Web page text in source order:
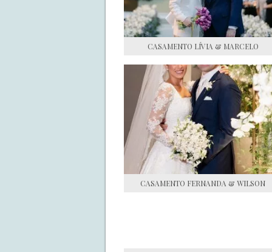
CASAMENTO LÍVIA & MARCELO
CASAMENTO FERNANDA & WILSON